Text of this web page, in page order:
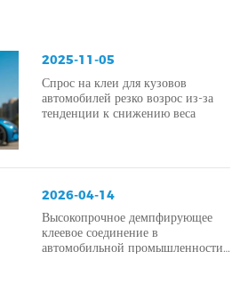
2025-11-05
Спрос на клеи для кузовов
автомобилей резко возрос из-за
тенденции к снижению веса
2026-04-14
Высокопрочное демпфирующее
клеевое соединение в
автомобильной промышленности